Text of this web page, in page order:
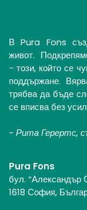
В Pura Fons
живот.
- този, който се
поддържане.
трябва да бъде
се вписва без
- Рита Герертс,
Pura Fons
бул. “Александър
1618 София,